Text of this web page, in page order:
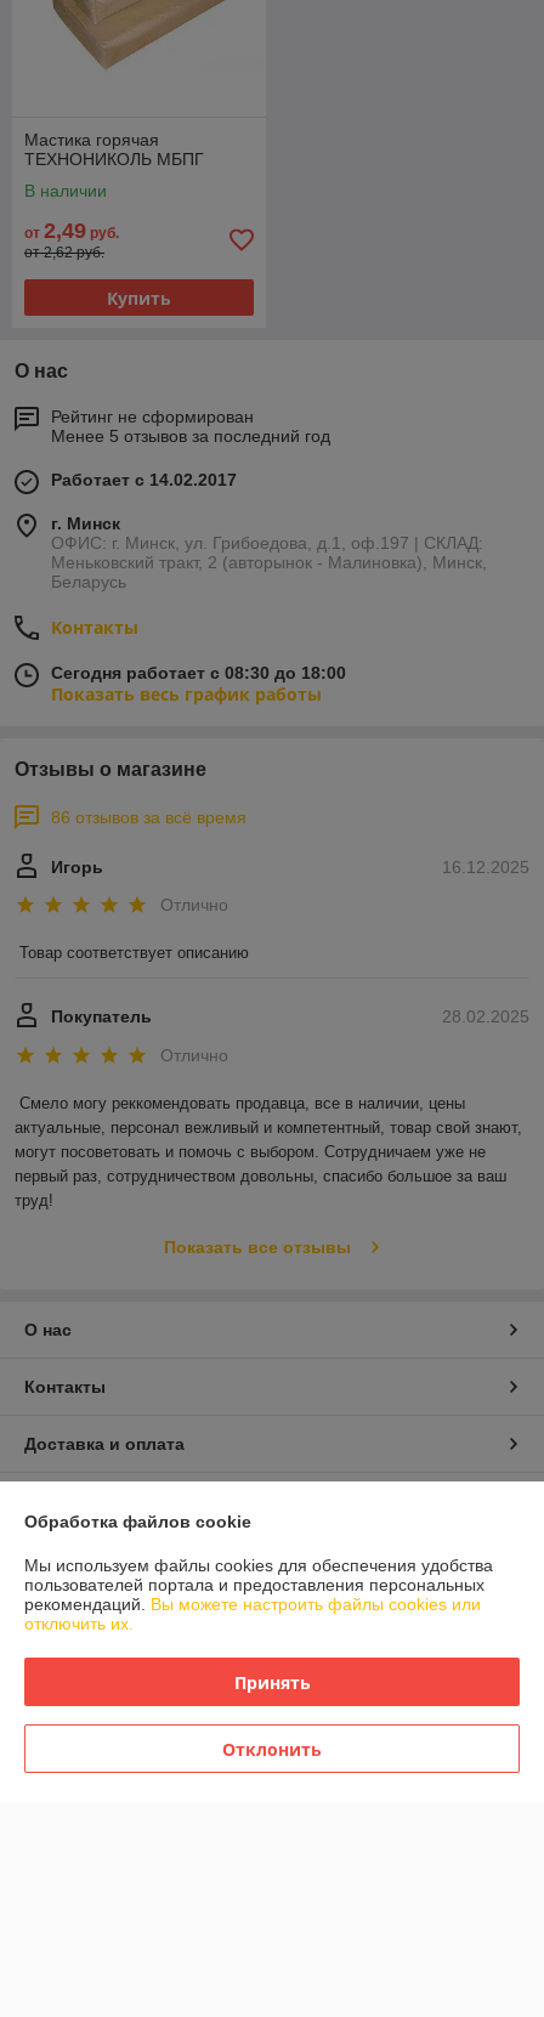
Мастика горячая
ТЕХНОНИКОЛЬ МБПГ
В наличии
от 2,49 руб.
от 2,62 руб.
Купить
О нас
Рейтинг не сформирован
Менее 5 отзывов за последний год
Работает с 14.02.2017
г. Минск
ОФИС: г. Минск, ул. Грибоедова, д.1, оф.197 | СКЛАД:
Меньковский тракт, 2 (авторынок - Малиновка), Минск,
Беларусь
Контакты
Сегодня работает с 08:30 до 18:00
Показать весь график работы
Отзывы о магазине
86 отзывов за всё время
16.12.2025
Игорь
Отлично
Товар соответствует описанию
28.02.2025
Покупатель
Отлично
Смело могу реккомендовать продавца, все в наличии, цены
актуальные, персонал вежливый и компетентный, товар свой знают,
могут посоветовать и помочь с выбором. Сотрудничаем уже не
первый раз, сотрудничеством довольны, спасибо большое за ваш
труд!
Показать все отзывы
О нас
Контакты
Доставка и оплата
Полная версия сайта
Политика обработки cookies
Информация для покупателя
Обработка файлов cookie
Мы используем файлы cookies для обеспечения удобства
пользователей портала и предоставления персональных
рекомендаций. Вы можете настроить файлы cookies или
отключить их.
Принять
Отклонить